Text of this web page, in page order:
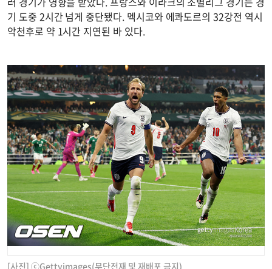
기 도중 2시간 넘게 중단됐다. 멕시코와 에콰도르의 32강전 역시
악천후로 약 1시간 지연된 바 있다.
[사진] ⓒGettyimages(무단전재 및 재배포 금지)